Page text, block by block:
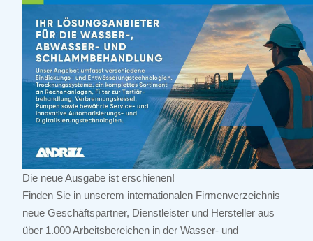
Die neue Ausgabe ist erschienen!
Finden Sie in unserem internationalen Firmenverzeichnis
neue Geschäftspartner, Dienstleister und Hersteller aus
über 1.000 Arbeitsbereichen in der Wasser- und